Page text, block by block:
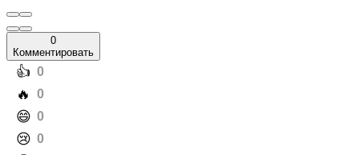
0
Комментировать
️👍 0
️🔥 0
️😄 0
️😢 0